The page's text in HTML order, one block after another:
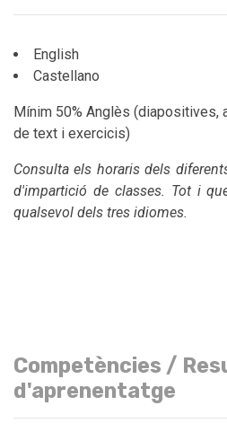
English
Castellano
Mínim 50% Anglès
de text i exercicis)
Consulta els horaris dels
d'impartició de classes. Tot i
qualsevol dels tres idiomes.
Competències /
d'aprenentatge